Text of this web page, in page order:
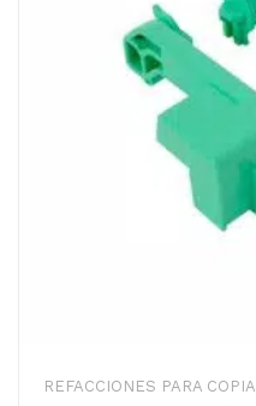
REFACCIONES PARA